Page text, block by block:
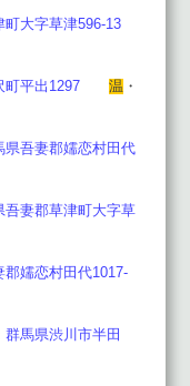
大字草津596-13
平出1297
温 ・
吾妻郡嬬恋村田代
妻郡草津町大字草
嬬恋村田代1017-
馬県渋川市半田